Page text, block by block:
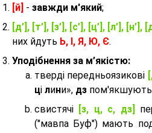
[й] - завжди м'який;
[д’], [т’], [з’], [с’], [ц’], [л’], [н’],
них йдуть Ь, І, Я, Ю, Є.
Уподібнення за м’якістю:
тверді передньоязикові
ці лини», дз
cвистячі
[з, ц, с, дз]
("мавпа Буф") мають